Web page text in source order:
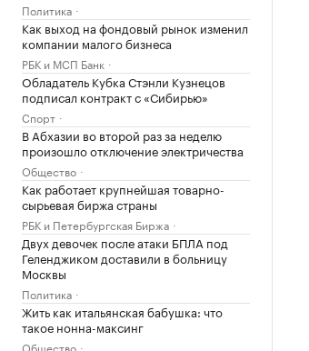
Политика
Как выход на фондовый рынок изменил
компании малого бизнеса
РБК и МСП Банк
Обладатель Кубка Стэнли Кузнецов
подписал контракт с «Сибирью»
Спорт
В Абхазии во второй раз за неделю
произошло отключение электричества
Общество
Как работает крупнейшая товарно-
сырьевая биржа страны
РБК и Петербургская Биржа
Двух девочек после атаки БПЛА под
Геленджиком доставили в больницу
Москвы
Политика
Жить как итальянская бабушка: что
такое нонна-максинг
Общество